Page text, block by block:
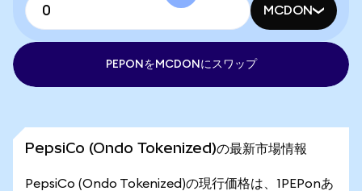
MCDON
PEPONをMCDONにスワップ
PepsiCo (Ondo Tokenized)の最新市場情報
PepsiCo (Ondo Tokenized)の現行価格は、1PEPonあ